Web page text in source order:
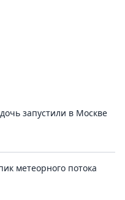
запустили в Москве
метеорного потока